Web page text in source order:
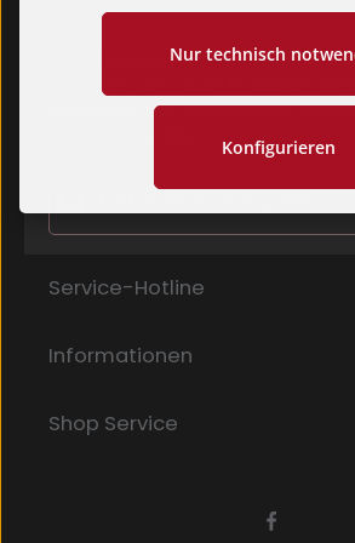
Abonniere unseren Newsletter und
Angeboten und ausgewählten
E-Mail-Adresse*
Ich habe die
mit ihnen einverstanden.
Die mit einem Stern (*) markierten
Service-Hotline
Informationen
Shop Service
Nur technisch
Konfigurieren